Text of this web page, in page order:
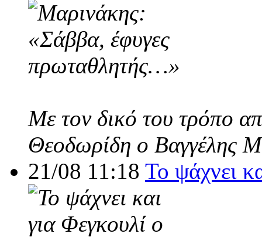
Με τον δικό του τρόπο
Θεοδωρίδη ο Βαγγέλης
21/08 11:18 Το ψάχνει